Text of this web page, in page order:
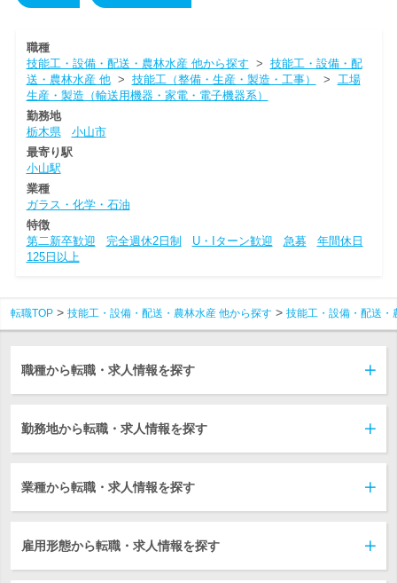
職種
技能工・設備・配送・農林水産 他から探す > 技能工・設備・配
送・農林水産 他> 技能工（整備・生産・製造・工事） > 工場
生産・製造（輸送用機器・家電・電子機器系）
勤務地
栃木県
小山市
最寄り駅
小山駅
業種
ガラス・化学・石油
特徴
第二新卒歓迎
完全週休2日制 U・Iターン歓迎 急募
年間休日
125日以上
転職TOP 技能工・設備・配送・農林水産 他から探す 技能工・設備・配送・
職種から転職・求人情報を探す
勤務地から転職・求人情報を探す
業種から転職・求人情報を探す
雇用形態から転職・求人情報を探す